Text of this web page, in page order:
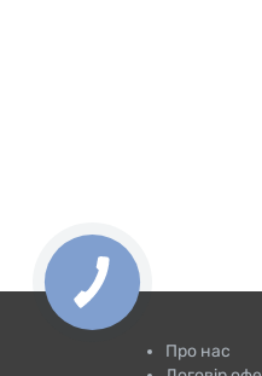
Про нас